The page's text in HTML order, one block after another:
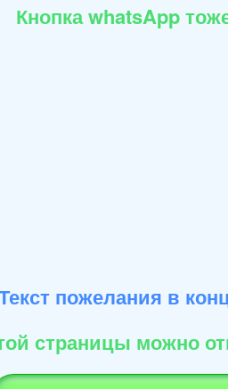
Кнопка whatsApp
пожелания в
страницы можно